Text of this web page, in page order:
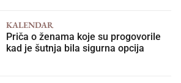
KALENDAR
Priča o ženama koje su progovorile
kad je šutnja bila sigurna opcija